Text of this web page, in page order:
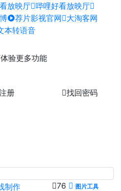
放映厅 哔哩好看放映厅
荐片影视官网 大淘客网
本转语音
验更多功能
册 找回密码
76
图片工具